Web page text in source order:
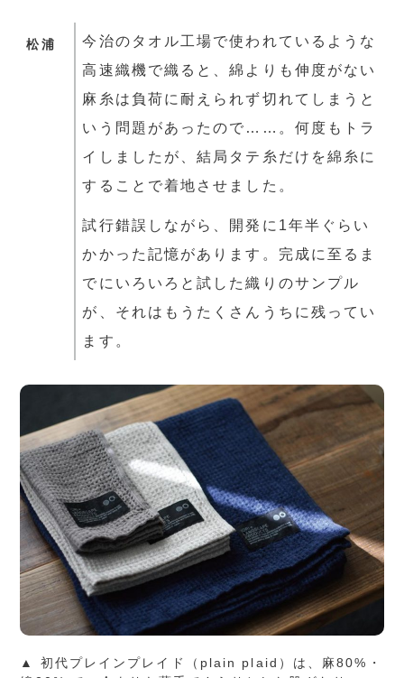
松浦
今治のタオル工場で使われているような
高速織機で織ると、綿よりも伸度がない
麻糸は負荷に耐えられず切れてしまうと
いう問題があったので……。何度もトラ
イしましたが、結局タテ糸だけを綿糸に
することで着地させました。
試行錯誤しながら、開発に1年半ぐらい
かかった記憶があります。完成に至るま
でにいろいろと試した織りのサンプル
が、それはもうたくさんうちに残ってい
ます。
▲ 初代プレインプレイド（plain plaid）は、麻80%・